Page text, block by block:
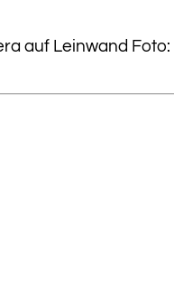
auf Leinwand Foto: